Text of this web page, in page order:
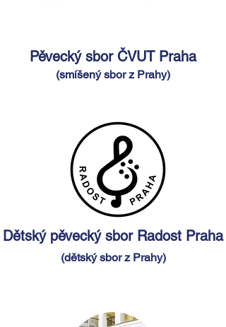
Pěvecký sbor ČVUT Praha
(smíšený sbor z Prahy)
Dětský pěvecký sbor Radost Praha
(dětský sbor z Prahy)